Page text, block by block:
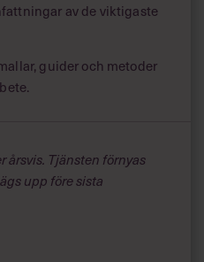
HÄR BOKEN
men de senaste årens
visat prov på att
författare och
en karriär som
Resultatet är en bok
lite mer förberedd på det
av de viktigaste
guider och metoder
årsvis. Tjänsten förnyas
upp före sista